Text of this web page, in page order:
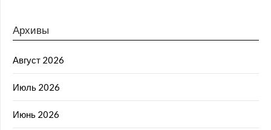
Архивы
Август 2026
Июль 2026
Июнь 2026